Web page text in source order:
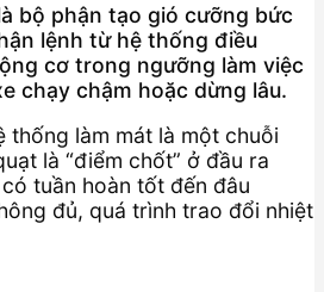
bộ phận tạo gió cưỡng bức
lệnh từ hệ thống điều
cơ trong ngưỡng làm việc
chạy chậm hoặc dừng lâu.
thống làm mát là một chuỗi
là “điểm chốt” ở đầu ra
tuần hoàn tốt đến đâu
đủ, quá trình trao đổi nhiệt